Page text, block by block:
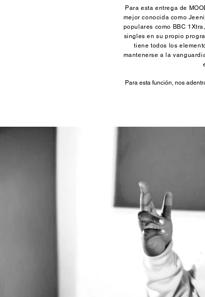
Para esta entrega de
mejor conocida como
populares como BBC
singles en su propio
tiene todos los
mantenerse a la
Para esta función, nos